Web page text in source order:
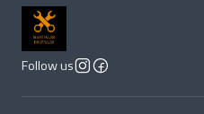
Follow us